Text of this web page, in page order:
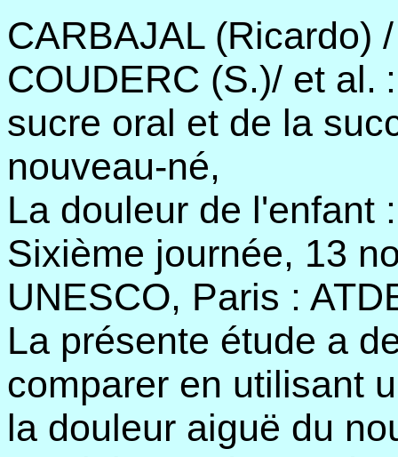
CARBAJAL (Ricardo)
COUDERC (S.)/ et al.
sucre oral et de la
nouveau-né,
La douleur de l'enfant
Sixième journée, 13
UNESCO, Paris :
La présente étude a
comparer en utilisant
la douleur aiguë du